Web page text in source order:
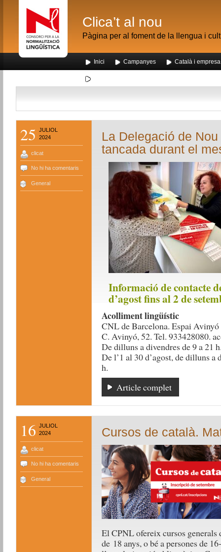
Clica’t al nou
Pàgina per al foment de la llengua i
Inici Campanyes Català i empresa
25
JULIOL
2024
clicat
No hi ha comentaris
General
La Delegació de
tancada durant el
Informació de contacte
d’agost fins al 2 de
Acolliment lingüístic
CNL de Barcelona. Espai
C. Avinyó, 52. Tel. 933428080.
De dilluns a divendres de 9 a 21
De l’1 al 30 d’agost, de dilluns a
h.
Article complet
16 JULIOL
2024
clicat
No hi ha comentaris
General
Cursos de català.
El CPNL ofereix cursos generals
de 18 anys, o bé a persones de